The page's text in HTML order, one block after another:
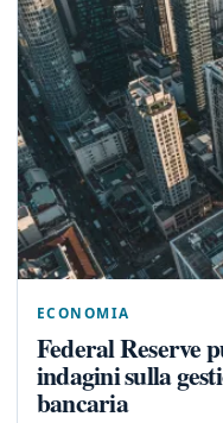
ECONOMIA
Federal Reserve
indagini sulla
bancaria